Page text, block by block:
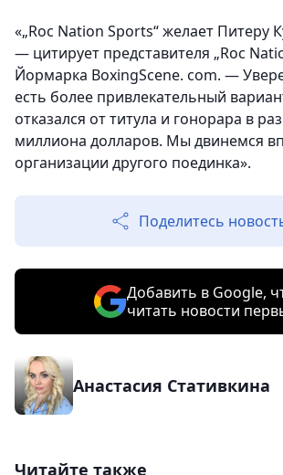
«„Roc Nation Sports“ желает Питеру
— цитирует представителя „Roc
Йормарка BoxingScene. com. —
есть более привлекательный
отказался от титула и гонорара в
миллиона долларов. Мы двинемся
организации другого поединка».
Поделитесь
Добавить в Google,
читать новости
Анастасия Стативкина
Читайте также